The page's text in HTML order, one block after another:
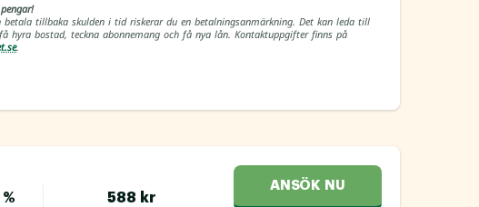
betala tillbaka skulden i tid riskerar du en betalningsanmärkning. Det kan leda till
hyra bostad, teckna abonnemang och få nya lån. Kontaktuppgifter finns på
.
588 kr
ANSÖK NU